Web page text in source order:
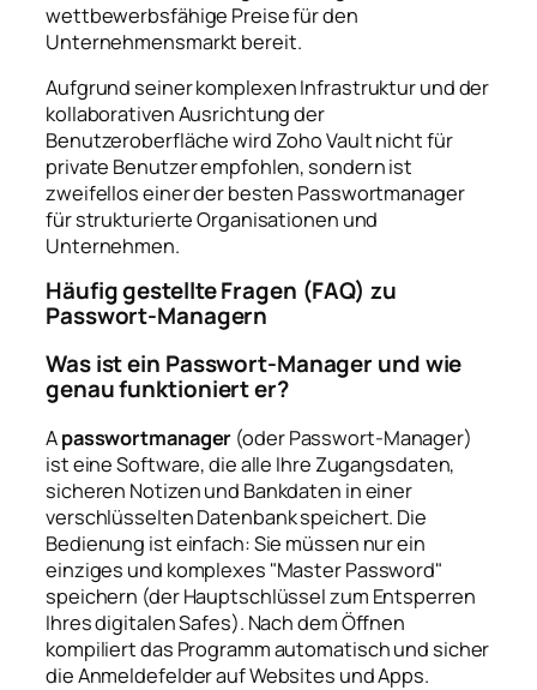
wettbewerbsfähige Preise für den
Unternehmensmarkt bereit.
Aufgrund seiner komplexen Infrastruktur und der
kollaborativen Ausrichtung der
Benutzeroberfläche wird Zoho Vault nicht für
private Benutzer empfohlen, sondern ist
zweifellos einer der besten Passwortmanager
für strukturierte Organisationen und
Unternehmen.
Häufig gestellte Fragen (FAQ) zu
Passwort-Managern
Was ist ein Passwort-Manager und wie
genau funktioniert er?
Apasswortmanager (oder Passwort-Manager)
ist eine Software, die alle Ihre Zugangsdaten,
sicheren Notizen und Bankdaten in einer
verschlüsselten Datenbank speichert. Die
Bedienung ist einfach: Sie müssen nur ein
einziges und komplexes "Master Password"
speichern (der Hauptschlüssel zum Entsperren
Ihres digitalen Safes). Nach dem Öffnen
kompiliert das Programm automatisch und sicher
die Anmeldefelder auf Websites und Apps.